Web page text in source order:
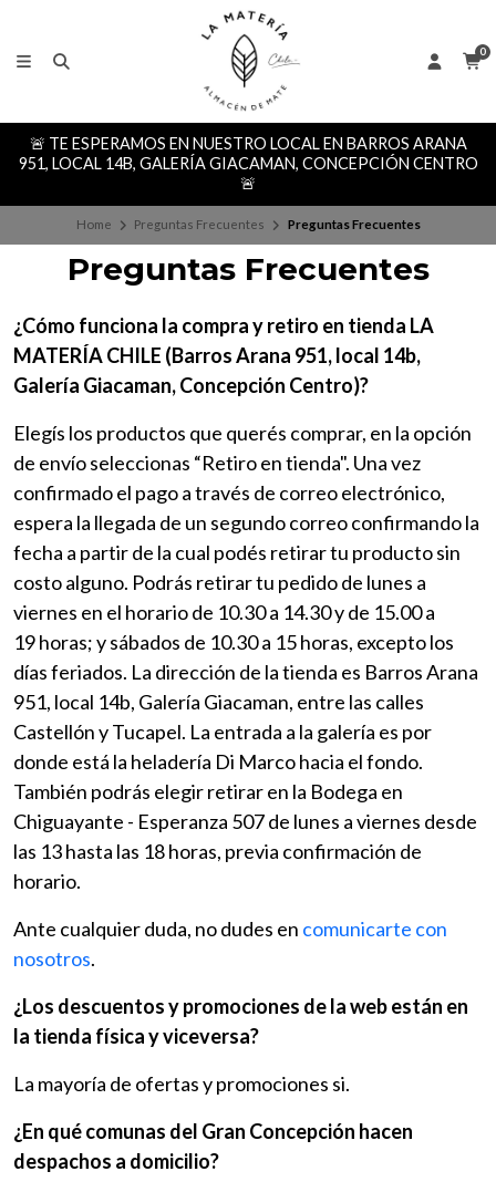
0
🚨 TE ESPERAMOS EN NUESTRO LOCAL EN BARROS ARANA
951, LOCAL 14B, GALERÍA GIACAMAN, CONCEPCIÓN CENTRO
🚨
Home Preguntas Frecuentes Preguntas Frecuentes
Preguntas Frecuentes
¿Cómo funciona la compra y retiro en tienda LA
MATERÍA CHILE (Barros Arana 951, local 14b,
Galería Giacaman, Concepción Centro)?
Elegís los productos que querés comprar, en la opción
de envío seleccionas “Retiro en tienda". Una vez
confirmado el pago a través de correo electrónico,
espera la llegada de un segundo correo confirmando la
fecha a partir de la cual podés retirar tu producto sin
costo alguno. Podrás retirar tu pedido de lunes a
viernes en el horario de 10.30 a 14.30 y de 15.00 a
19 horas; y sábados de 10.30 a 15 horas, excepto los
días feriados. La dirección de la tienda es Barros Arana
951, local 14b, Galería Giacaman, entre las calles
Castellón y Tucapel. La entrada a la galería es por
donde está la heladería Di Marco hacia el fondo.
También podrás elegir retirar en la Bodega en
Chiguayante - Esperanza 507 de lunes a viernes desde
las 13 hasta las 18 horas, previa confirmación de
horario.
Ante cualquier duda, no dudes en comunicarte con
nosotros.
¿Los descuentos y promociones de la web están en
la tienda física y viceversa?
La mayoría de ofertas y promociones si.
¿En qué comunas del Gran Concepción hacen
despachos a domicilio?